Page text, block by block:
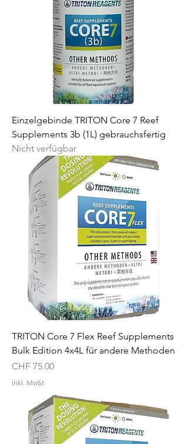
Einzelgebinde TRITON Core 7 Reef
Supplements 3b (1L) gebrauchsfertig
Nicht verfügbar
TRITON Core 7 Flex Reef Supplements
Bulk Edition 4x4L für andere Methoden
Preis
CHF 75.00
inkl. MwSt